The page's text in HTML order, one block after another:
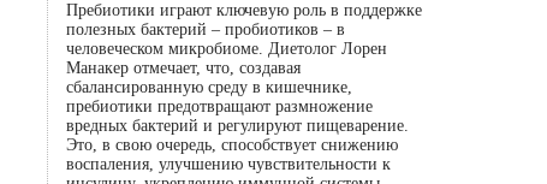
Пребиотики играют ключевую роль в поддержке
полезных бактерий – пробиотиков – в
человеческом микробиоме. Диетолог Лорен
Манакер отмечает, что, создавая
сбалансированную среду в кишечнике,
пребиотики предотвращают размножение
вредных бактерий и регулируют пищеварение.
Это, в свою очередь, способствует снижению
воспаления, улучшению чувствительности к